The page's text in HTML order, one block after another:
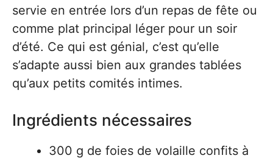
servie en entrée lors d’un repas de fête ou
comme plat principal léger pour un soir
d’été. Ce qui est génial, c’est qu’elle
s’adapte aussi bien aux grandes tablées
qu’aux petits comités intimes.
Ingrédients nécessaires
300 g de foies de volaille confits à